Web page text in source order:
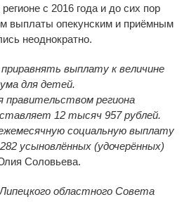
с 2016 года и до сих пор
выплаты опекунским и приёмным
неоднократно.
выплату к величине
для детей.
правительством региона
12 тысяч 957 рублей.
социальную выплату
усыновлённых (удочерённых)
Соловьева.
областного Совета